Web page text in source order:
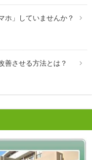
ホ」していませんか？
善させる方法とは？